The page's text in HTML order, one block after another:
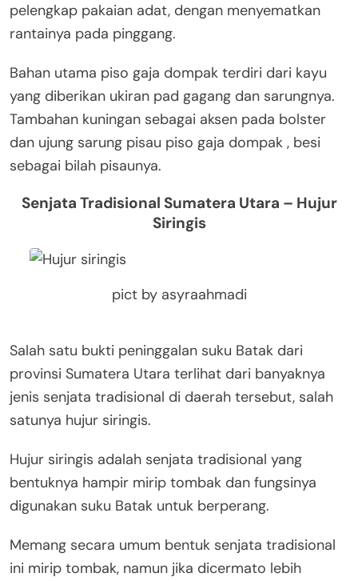
pelengkap pakaian adat, dengan menyematkan
rantainya pada pinggang.
Bahan utama piso gaja dompak terdiri dari kayu
yang diberikan ukiran pad gagang dan sarungnya.
Tambahan kuningan sebagai aksen pada bolster
dan ujung sarung pisau piso gaja dompak , besi
sebagai bilah pisaunya.
Senjata Tradisional Sumatera Utara – Hujur
Siringis
pict by asyraahmadi
Salah satu bukti peninggalan suku Batak dari
provinsi Sumatera Utara terlihat dari banyaknya
jenis senjata tradisional di daerah tersebut, salah
satunya hujur siringis.
Hujur siringis adalah senjata tradisional yang
bentuknya hampir mirip tombak dan fungsinya
digunakan suku Batak untuk berperang.
Memang secara umum bentuk senjata tradisional
ini mirip tombak, namun jika dicermato lebih